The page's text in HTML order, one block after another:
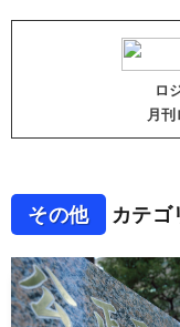
ロ
月
その他 カテゴ